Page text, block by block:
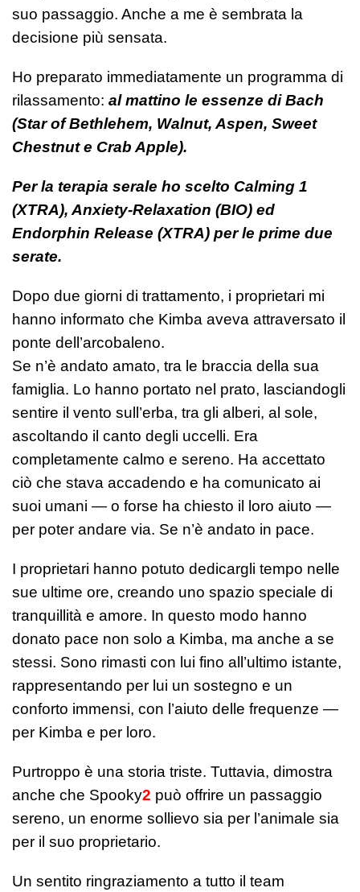
suo passaggio. Anche a me è sembrata la
decisione più sensata.
Ho preparato immediatamente un programma di
rilassamento: al mattino le essenze di Bach
(Star of Bethlehem, Walnut, Aspen, Sweet
Chestnut e Crab Apple).
Per la terapia serale ho scelto Calming 1
(XTRA), Anxiety-Relaxation (BIO) ed
Endorphin Release (XTRA) per le prime due
serate.
Dopo due giorni di trattamento, i proprietari mi
hanno informato che Kimba aveva attraversato il
ponte dell’arcobaleno.
Se n’è andato amato, tra le braccia della sua
famiglia. Lo hanno portato nel prato, lasciandogli
sentire il vento sull’erba, tra gli alberi, al sole,
ascoltando il canto degli uccelli. Era
completamente calmo e sereno. Ha accettato
ciò che stava accadendo e ha comunicato ai
suoi umani — o forse ha chiesto il loro aiuto —
per poter andare via. Se n’è andato in pace.
I proprietari hanno potuto dedicargli tempo nelle
sue ultime ore, creando uno spazio speciale di
tranquillità e amore. In questo modo hanno
donato pace non solo a Kimba, ma anche a se
stessi. Sono rimasti con lui fino all’ultimo istante,
rappresentando per lui un sostegno e un
conforto immensi, con l’aiuto delle frequenze —
per Kimba e per loro.
Purtroppo è una storia triste. Tuttavia, dimostra
anche che Spooky2 può offrire un passaggio
sereno, un enorme sollievo sia per l’animale sia
per il suo proprietario.
Un sentito ringraziamento a tutto il team